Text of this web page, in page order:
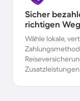
Sicher
richtigen
Wähle lokale,
Zusatzleistungen.